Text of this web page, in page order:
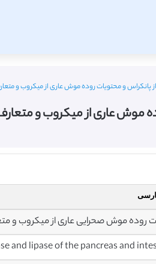
لیپاز پانکراس و محتویات روده موش عاری از میکروب و
موش عاری از میکروب و
روده موش صحرایی عاری از میکروب و
and lipase of the pancreas and